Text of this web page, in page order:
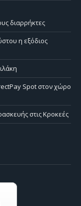
διαρρήκτες
η εξόδιος
Spot στον χώρο
στις Κροκεές